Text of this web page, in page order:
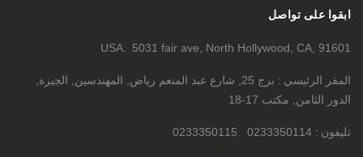
ابقوا على تواصل
USA 5031 fair ave, North Hollywood, CA, 91601
المقر الرئيسي
برج 25, شارع عبد المنعم رياض, المهندسين, الجيزة,
الدور الثامن, مكتب 17-18
تليفون 0233350114
0233350115